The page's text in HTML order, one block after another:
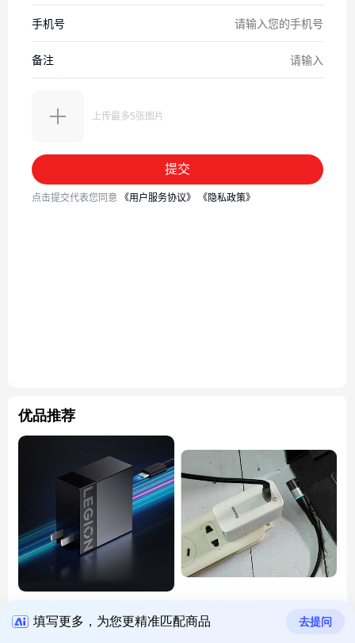
优品推荐
镓笔记本电脑适配器TypeC
收 惠州上门回收电脑充电
填写更多，为您更精准匹配商品 去提问